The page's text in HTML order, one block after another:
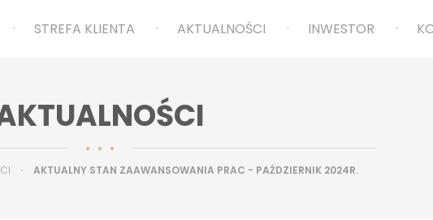
STREFA KLIENTA AKTUALNOŚCI INWESTOR
.
AKTUALNY STAN ZAAWANSOWANIA PRAC - PAŹDZIERNIK 2024R.